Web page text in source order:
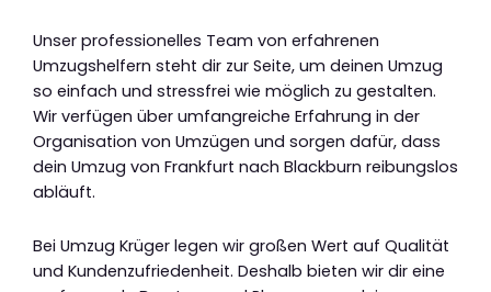
Unser professionelles Team von erfahrenen
Umzugshelfern steht dir zur Seite, um deinen Umzug
so einfach und stressfrei wie möglich zu gestalten.
Wir verfügen über umfangreiche Erfahrung in der
Organisation von Umzügen und sorgen dafür, dass
dein Umzug von Frankfurt nach Blackburn reibungslos
abläuft.
Bei Umzug Krüger legen wir großen Wert auf Qualität
und Kundenzufriedenheit. Deshalb bieten wir dir eine